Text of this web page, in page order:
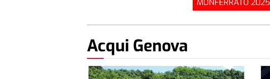
MONFERRATO 2025
Acqui Genova